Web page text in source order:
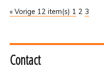
« Vorige 12 item(s) 1 2 3
Contact